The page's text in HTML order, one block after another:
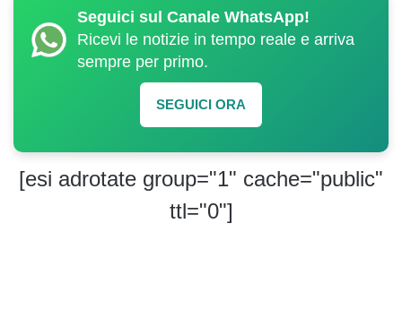
Seguici sul Canale WhatsApp!
Ricevi le notizie in tempo reale e arriva
sempre per primo.
SEGUICI ORA
[esi adrotate group="1" cache="public"
ttl="0"]